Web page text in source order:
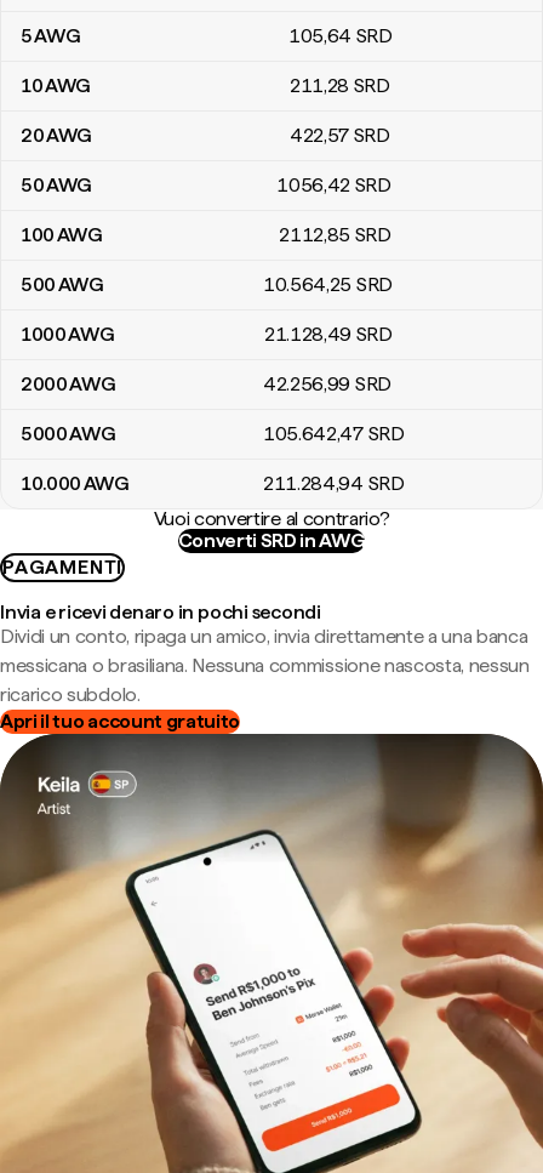
5AWG 105,64 SRD
10AWG 211,28 SRD
20AWG 422,57 SRD
50AWG 1056,42 SRD
100AWG 2112,85 SRD
500AWG 10.564,25 SRD
1000AWG 21.128,49 SRD
2000AWG 42.256,99 SRD
5000AWG 105.642,47 SRD
10.000AWG 211.284,94 SRD
Vuoi convertire al contrario?
Converti SRD in AWG
PAGAMENTI
Invia e ricevi denaro in pochi secondi
Dividi un conto, ripaga un amico, invia direttamente a una banca
messicana o brasiliana. Nessuna commissione nascosta, nessun
ricarico subdolo.
Apri il tuo account gratuito